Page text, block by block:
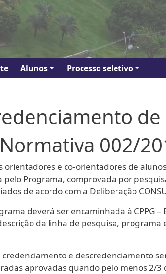
Alunos Processo seletivo
002/
e co-orientadores de
Programa, comprovada por
de acordo com a Deliberação
deverá ser encaminhada à CPPG –
da linha de pesquisa, programa
e descredenciamento
aprovadas quando pelo menos 2/3